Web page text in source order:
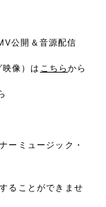
公開＆音源配信
像）は こちらから
ーミュージック・
ることができませ